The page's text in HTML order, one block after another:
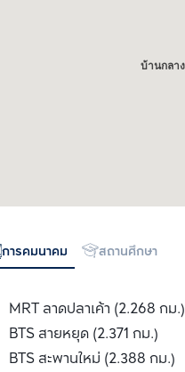
บ้านกลา
การคมนาคม สถานศึกษา
MRT ลาดปลาเค้า (2.268 กม.)
BTS สายหยุด (2.371 กม.)
BTS สะพานใหม่ (2.388 กม.)